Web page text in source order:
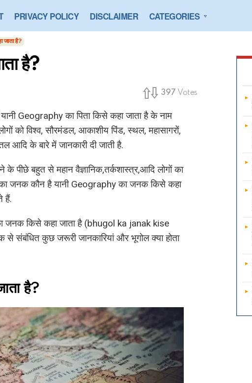
PRIVACY POLICY DISCLAIMER CATEGORIES
जाता है?
है?
397 Votes
Geography का पिता किसे कहा जाता है के नाम
को विश्व, सौरमंडल, आकाशीय पिंड, स्थल, महासागरों,
आदि के बारे में जानकारी दी जाती है.
बहुत से महान वैज्ञानिक,तर्कशास्त्र,आदि लोगों का
जनक कौन है यानी Geography का जनक किसे कहा
हैं.
जनक किसे कहा जाता है (bhugol ka janak kise
संबंधित कुछ जरूरी जानकारियां और भूगोल क्या होता
है?